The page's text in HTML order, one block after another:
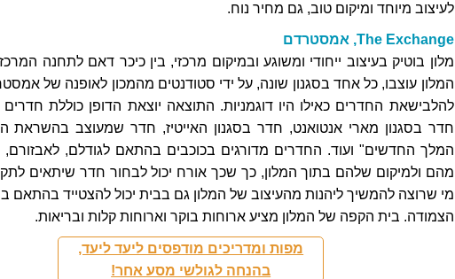
לעיצוב מיוחד ומיקום טוב, גם מחיר נוח.
The Exchange, אמסטרדם
המלון עוצבו, כל אחד בסגנון שונה, על ידי סטודנטים מהמכון לאופנה של
להלבישאת החדרים כאילו היו דוגמניות. התוצאה יוצאת הדופן כוללת חדרים
חדר בסגנון מארי אנטואנט, חדר בסגנון האייטיז, חדר שמעוצב בהשראת
המלך החדשים" ועוד. החדרים מדורגים בכוכבים בהתאם לגודלם, לאבזורם,
מהם ולמיקום שלהם בתוך המלון, כך שכך אורח יכול לבחור חדר שיתאים
מי שרוצה להמשיך ליהנות מהעיצוב של המלון גם בבית יכול להצטייד בהתאם
הצמודה. בית הקפה של המלון מציע ארוחות בוקר וארוחות קלות ובריאות.
מפות ומדריכים מודפסים ליעד ליעד,
בהנחה לגולשי מסע אחר!